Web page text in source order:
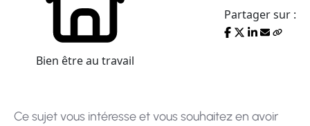
Bien être au travail
Partager sur :
Ce sujet vous intéresse et vous souhaitez en avoir